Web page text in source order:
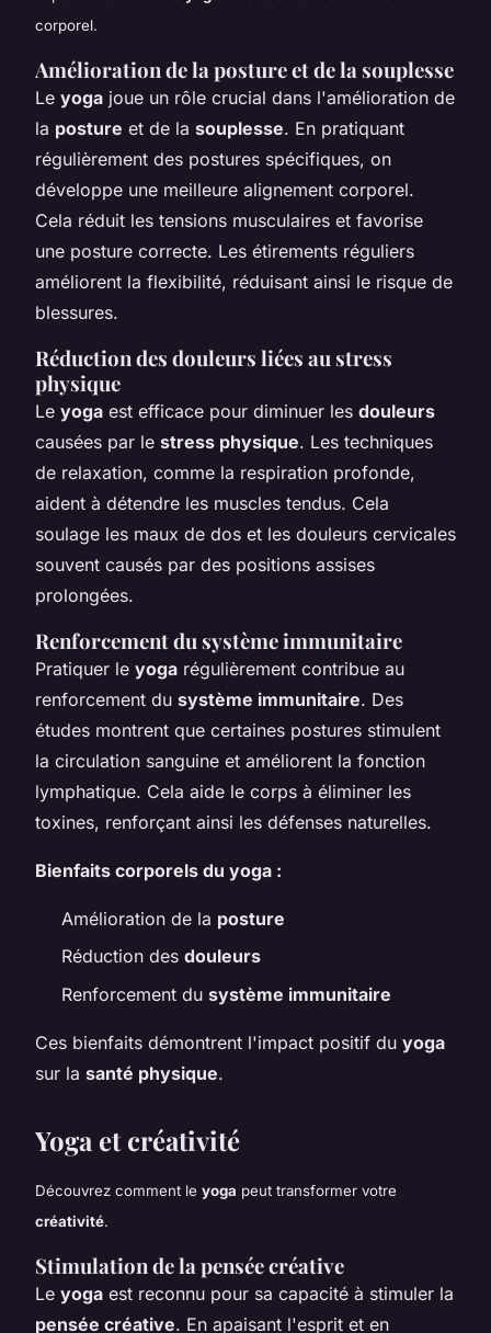
corporel.
Amélioration de la posture et de la souplesse
Le yoga joue un rôle crucial dans l'amélioration de
la posture et de la souplesse. En pratiquant
régulièrement des postures spécifiques, on
développe une meilleure alignement corporel.
Cela réduit les tensions musculaires et favorise
une posture correcte. Les étirements réguliers
améliorent la flexibilité, réduisant ainsi le risque de
blessures.
Réduction des douleurs liées au stress
physique
Le yoga est efficace pour diminuer les douleurs
causées par le stress physique. Les techniques
de relaxation, comme la respiration profonde,
aident à détendre les muscles tendus. Cela
soulage les maux de dos et les douleurs cervicales
souvent causés par des positions assises
prolongées.
Renforcement du système immunitaire
Pratiquer le yoga régulièrement contribue au
renforcement du système immunitaire. Des
études montrent que certaines postures stimulent
la circulation sanguine et améliorent la fonction
lymphatique. Cela aide le corps à éliminer les
toxines, renforçant ainsi les défenses naturelles.
Bienfaits corporels du yoga :
Amélioration de la posture
Réduction des douleurs
Renforcement du système immunitaire
Ces bienfaits démontrent l'impact positif du yoga
sur la santé physique.
Yoga et créativité
Découvrez comment le yoga peut transformer votre
créativité.
Stimulation de la pensée créative
Le yoga est reconnu pour sa capacité à stimuler la
pensée créative. En apaisant l'esprit et en